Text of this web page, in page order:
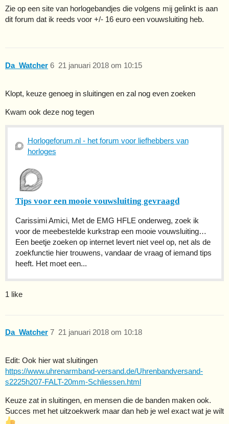
Zie op een site van horlogebandjes die volgens mij gelinkt is aan
dit forum dat ik reeds voor +/- 16 euro een vouwsluiting heb.
Da_Watcher 21 januari 2018 om 10:15
6
Klopt, keuze genoeg in sluitingen en zal nog even zoeken
Kwam ook deze nog tegen
Horlogeforum.nl - het forum voor liefhebbers van
horloges
Tips voor een mooie vouwsluiting gevraagd
Carissimi Amici, Met de EMG HFLE onderweg, zoek ik
voor de meebestelde kurkstrap een mooie vouwsluiting…
Een beetje zoeken op internet levert niet veel op, net als de
zoekfunctie hier trouwens, vandaar de vraag of iemand tips
heeft. Het moet een...
1 like
Da_Watcher 21 januari 2018 om 10:18
7
Edit: Ook hier wat sluitingen
https://www.uhrenarmband-versand.de/Uhrenbandversand-
s2225h207-FALT-20mm-Schliessen.html
Keuze zat in sluitingen, en mensen die de banden maken ook.
Succes met het uitzoekwerk maar dan heb je wel exact wat je wilt